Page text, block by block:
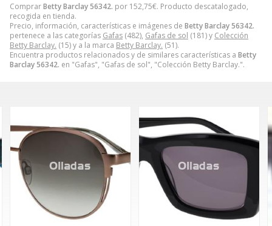
ComprarBetty Barclay 56342. por 152,75€. Producto descatalogado,
recogida en tienda.
Precio, información, características e imágenes de Betty Barclay 56342.
pertenece a las categorías Gafas (482), Gafas de sol (181) y Colección
Betty Barclay. (15) y a la marca Betty Barclay. (51).
Encuentra productos relacionados y de similares características a Betty
Barclay 56342. en "Gafas", "Gafas de sol", "Colección Betty Barclay.".